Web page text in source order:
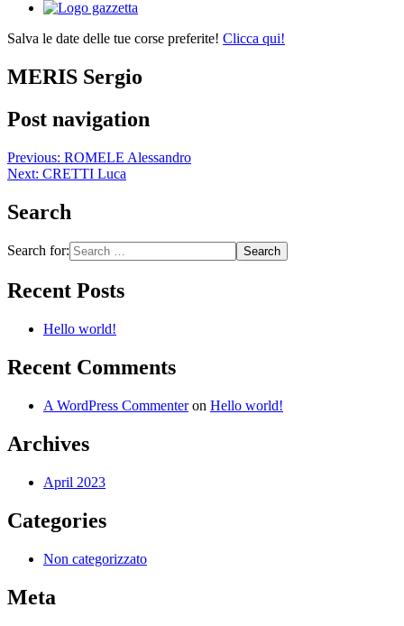
Salva le date delle tue corse preferite! Clicca qui!
MERIS Sergio
Post navigation
Previous: ROMELE Alessandro
Next: CRETTI Luca
Search
Search for:
Recent Posts
Hello world!
Recent Comments
A WordPress Commenteron Hello world!
Archives
April 2023
Categories
Non categorizzato
Meta